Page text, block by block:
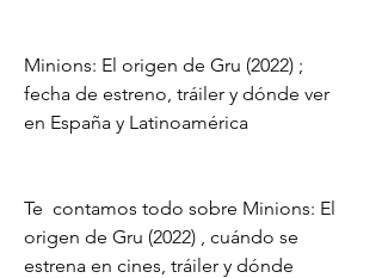
Minions: El origen de Gru (2022) ;
fecha de estreno, tráiler y dónde ver
en España y Latinoamérica
Te  contamos todo sobre Minions: El
origen de Gru (2022) , cuándo se
estrena en cines, tráiler y dónde